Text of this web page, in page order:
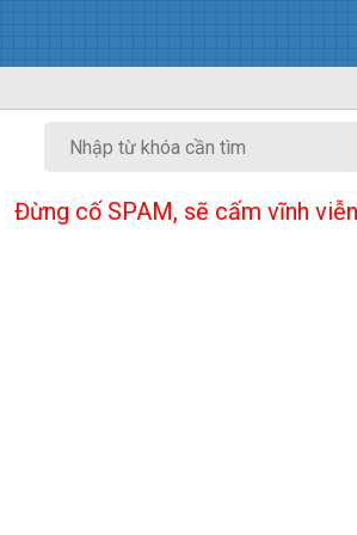
Đừng cố SPAM, sẽ cấm vĩnh